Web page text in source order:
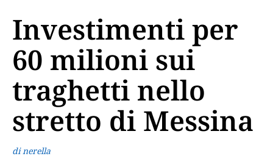
Investimenti per
60 milioni sui
traghetti nello
stretto di Messina
di nerella